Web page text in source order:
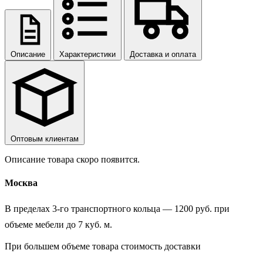
Описание Характеристики Доставка и оплата
Оптовым клиентам
Описание товара скоро появится.
Москва
В пределах 3-го транспортного кольца — 1200 руб. при
объеме мебели до 7 куб. м.
При большем объеме товара стоимость доставки